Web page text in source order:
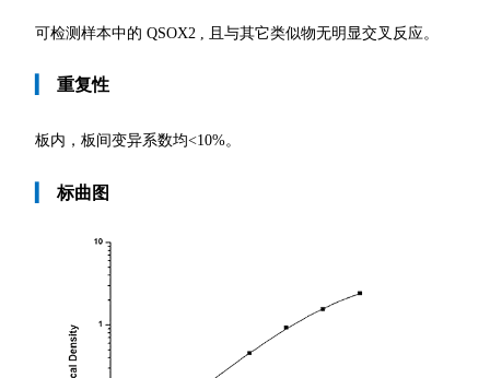
可检测样本中的 QSOX2 , 且与其它类似物无明显交叉反应。
重复性
板内，板间变异系数均<10%。
标曲图